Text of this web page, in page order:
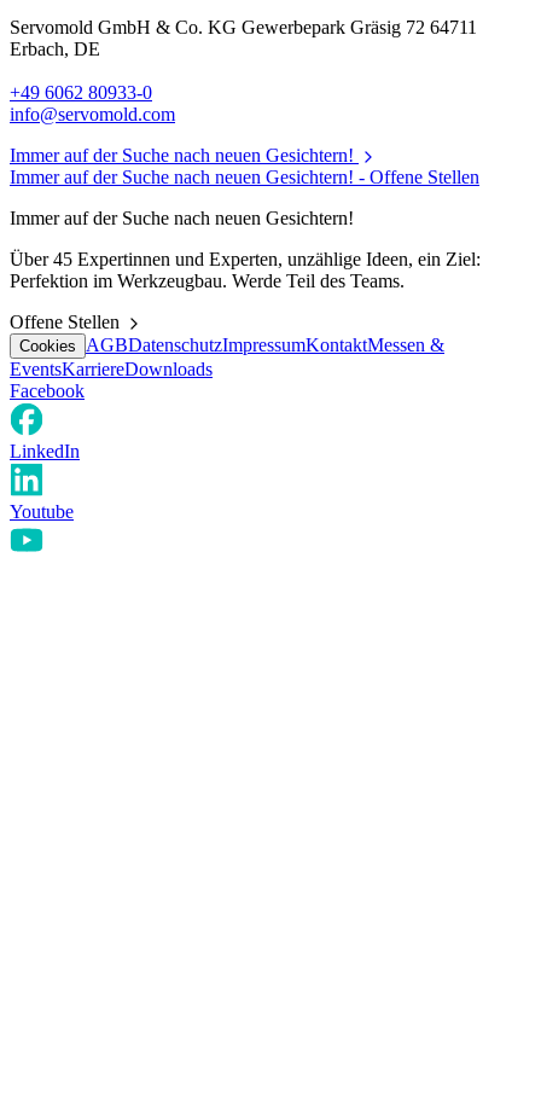
Servomold GmbH & Co. KG Gewerbepark Gräsig 72 64711
Erbach, DE
+49 6062 80933-0
info@servomold.com
Immer auf der Suche nach neuen Gesichtern!
Immer auf der Suche nach neuen Gesichtern! - Offene Stellen
Immer auf der Suche nach neuen Gesichtern!
Über 45 Expertinnen und Experten, unzählige Ideen, ein Ziel:
Perfektion im Werkzeugbau. Werde Teil des Teams.
Offene Stellen
Cookies AGBDatenschutzImpressumKontaktMessen &
EventsKarriereDownloads
Facebook
LinkedIn
Youtube